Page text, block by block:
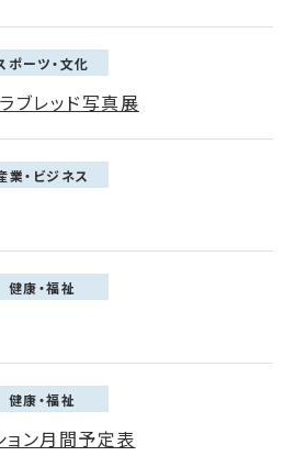
ポーツ・文化
ブレッド写真展
業・ビジネス
健康・福祉
健康・福祉
ョン月間予定表